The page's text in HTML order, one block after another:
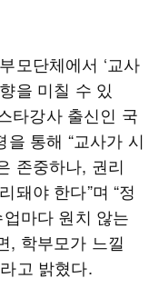
모단체에서 ‘교사
을 미칠 수 있
타강사 출신인 국
통해 “교사가 시
존중하나, 권리
돼야 한다”며 “정
마다 원치 않는
, 학부모가 느낄
고 밝혔다.